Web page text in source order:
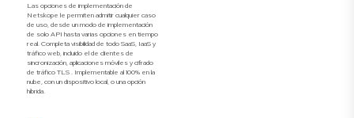
Las opciones de implementación de
Netskope le permiten admitir cualquier caso
de uso, desde un modo de implementación
de solo API hasta varias opciones en tiempo
real. Completa visibilidad de todo SaaS, IaaS y
tráfico web, incluido el de clientes de
sincronización, aplicaciones móviles y cifrado
de tráfico TLS . Implementable al 100% en la
nube, con un dispositivo local, o una opción
híbrida.